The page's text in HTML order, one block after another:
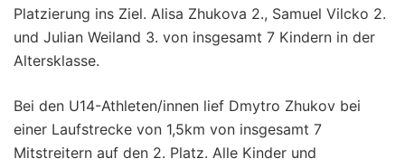
Platzierung ins Ziel. Alisa Zhukova 2., Samuel Vilcko 2.
und Julian Weiland 3. von insgesamt 7 Kindern in der
Altersklasse.
Bei den U14-Athleten/innen lief Dmytro Zhukov bei
einer Laufstrecke von 1,5km von insgesamt 7
Mitstreitern auf den 2. Platz. Alle Kinder und